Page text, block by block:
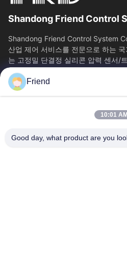
Shandong Friend Control
Shandong Friend Control System
산업 제어 서비스를 전문으로 하는
는 고정밀 단결정 실리콘 압력 센서/
니다. 클래스 0.05...
빠른 링크
회
공장 투어
품
Friend
10:01 AM
Good day, what product are you